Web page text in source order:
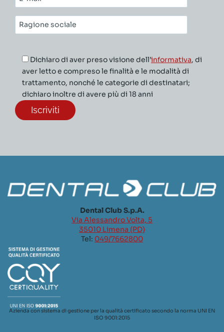
mail*
Ragione
sociale*
Dichiaro di aver preso visione dell’informativa, di
aver letto e compreso le finalità e le modalità di
trattamento, nonché le categorie di destinatari;
dichiaro inoltre di avere più di 18 anni
Dental Club S.p.A.
Via Alessandro Volta, 5
35010 Limena (PD)
Tel: 049/7662800
Azienda con sistema di gestione per la qualità certificato secondo la norma UNI EN
ISO 9001:2015